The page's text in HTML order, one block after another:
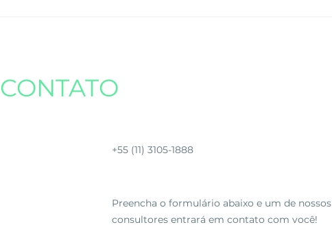
CONTATO
+55 (11) 3105-1888
Preencha o formulário abaixo e um de nossos
consultores entrará em contato com você!